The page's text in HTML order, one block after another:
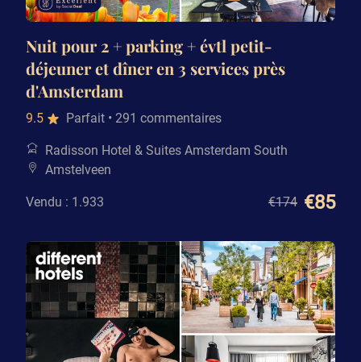
Nuit pour 2 + parking + évtl petit-
déjeuner et dîner en 3 services près
d'Amsterdam
9.5 Parfait • 291 commentaires
Radisson Hotel & Suites Amsterdam South
Amstelveen
Vendu : 1.933 €174 €85